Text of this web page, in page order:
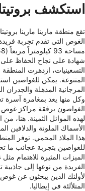
استكشف
تقع منطقة مارينا مارينا
الغوص التي تقدم تجربة
شهادة على نجاح الحفاظ على
التسعينيات، ازدهرت المنطقة
المتنوعة. يمكن للغواصين
المرجانية المذهلة والجدران
وكل منها يعد بمغامرة
الغواصون برفقة مراكز
لهذه الموائل الثمينة.
الأسماك الملونة والدلافين
للغواصين بتجربة عجائب ما
الميزات المثيرة للاهتمام
الفريدة من نوعها إلى جاذبية
لأولئك الذين يبحثون عن
المتلألئة في إيطاليا.